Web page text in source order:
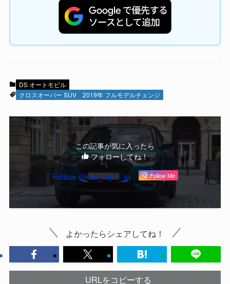
DS オートモビル
クロスオーバー SUV
2019年 フルモデルチェンジ
この記事が気に入ったら
フォローしてね！
Follow @car_repo_jp Follow Me
よかったらシェアしてね！
URLをコピーする